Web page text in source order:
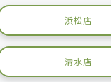
浜松店
清水店